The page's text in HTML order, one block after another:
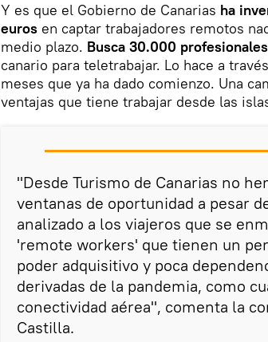
Y es que el Gobierno de Canarias ha
euros en captar trabajadores remotos
medio plazo. Busca 30.000 profesionales
canario para teletrabajar. Lo hace a
meses que ya ha dado comienzo. Una
ventajas que tiene trabajar desde las
"Desde Turismo de Canarias no
ventanas de oportunidad a pesar
analizado a los viajeros que se
'remote workers' que tienen un
poder adquisitivo y poca
derivadas de la pandemia, como
conectividad aérea", comenta la
Castilla.